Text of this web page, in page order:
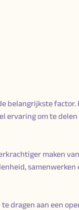
belangrijkste
om te
maken
dragen aan een